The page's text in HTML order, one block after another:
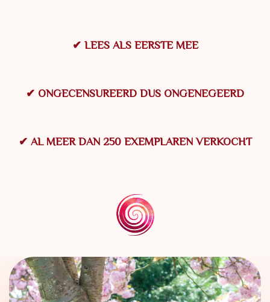
✔ LEES ALS EERSTE MEE
✔ ONGECENSUREERD DUS ONGENEGEERD
✔ AL MEER DAN 250 EXEMPLAREN VERKOCHT